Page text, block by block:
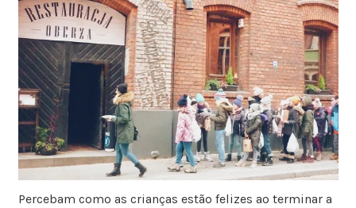
Percebam como as crianças estão felizes ao terminar a